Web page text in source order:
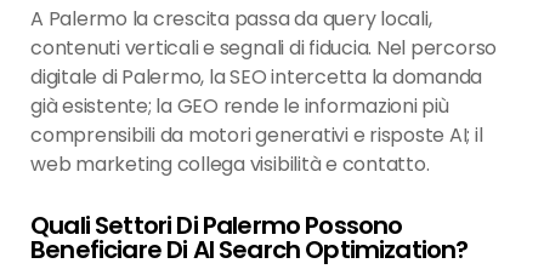
A Palermo la crescita passa da query locali,
contenuti verticali e segnali di fiducia. Nel percorso
digitale di Palermo, la SEO intercetta la domanda
già esistente; la GEO rende le informazioni più
comprensibili da motori generativi e risposte AI; il
web marketing collega visibilità e contatto.
Quali Settori Di Palermo Possono
Beneficiare Di AI Search Optimization?